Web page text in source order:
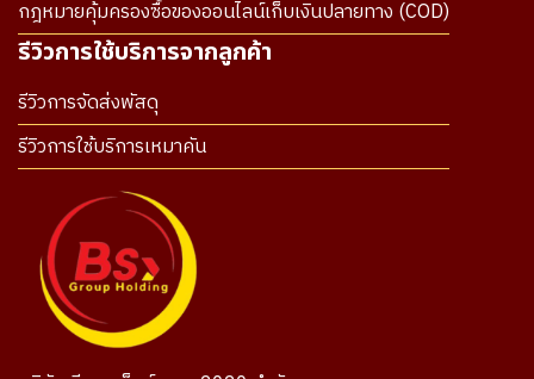
กฎหมายคุ้มครองซื้อของออนไลน์เก็บเงินปลายทาง (COD)
รีวิวการใช้บริการจากลูกค้า
รีวิวการจัดส่งพัสดุ
รีวิวการใช้บริการเหมาคัน